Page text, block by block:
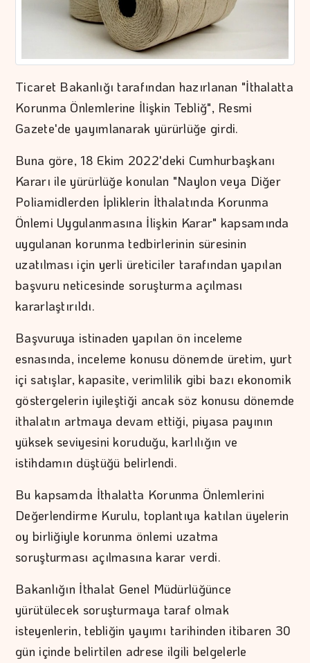
Ticaret Bakanlığı tarafından hazırlanan "İthalatta
Korunma Önlemlerine İlişkin Tebliğ", Resmi
Gazete'de yayımlanarak yürürlüğe girdi.
Buna göre, 18 Ekim 2022'deki Cumhurbaşkanı
Kararı ile yürürlüğe konulan "Naylon veya Diğer
Poliamidlerden İpliklerin İthalatında Korunma
Önlemi Uygulanmasına İlişkin Karar" kapsamında
uygulanan korunma tedbirlerinin süresinin
uzatılması için yerli üreticiler tarafından yapılan
başvuru neticesinde soruşturma açılması
kararlaştırıldı.
Başvuruya istinaden yapılan ön inceleme
esnasında, inceleme konusu dönemde üretim, yurt
içi satışlar, kapasite, verimlilik gibi bazı ekonomik
göstergelerin iyileştiği ancak söz konusu dönemde
ithalatın artmaya devam ettiği, piyasa payının
yüksek seviyesini koruduğu, karlılığın ve
istihdamın düştüğü belirlendi.
Bu kapsamda İthalatta Korunma Önlemlerini
Değerlendirme Kurulu, toplantıya katılan üyelerin
oy birliğiyle korunma önlemi uzatma
soruşturması açılmasına karar verdi.
Bakanlığın İthalat Genel Müdürlüğünce
yürütülecek soruşturmaya taraf olmak
isteyenlerin, tebliğin yayımı tarihinden itibaren 30
gün içinde belirtilen adrese ilgili belgelerle